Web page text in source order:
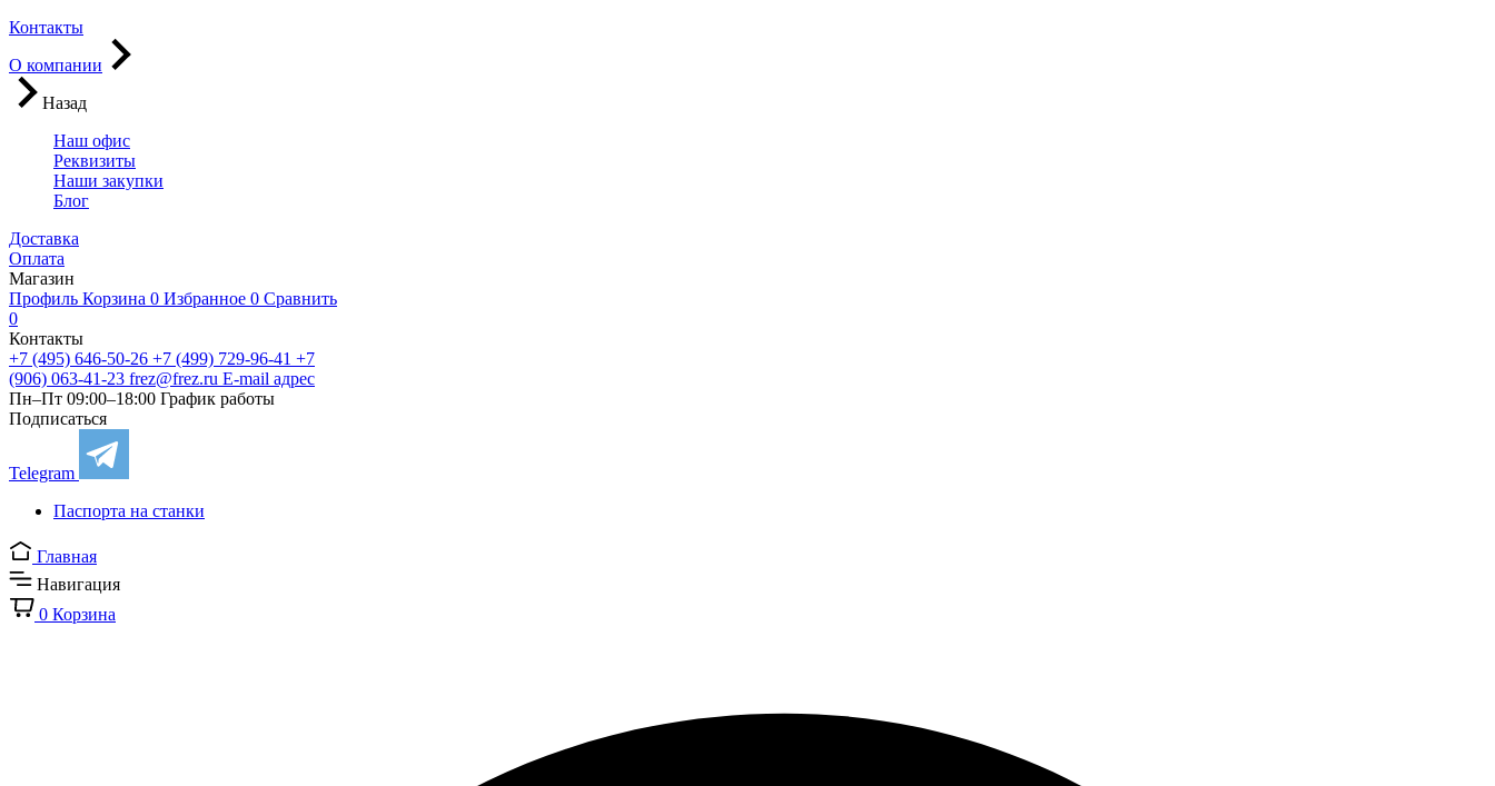
Контакты
О компании
Назад
Наш офис
Реквизиты
Наши закупки
Блог
Доставка
Оплата
Магазин
Профиль Корзина 0 Избранное 0 Сравнить
0
Контакты
+7 (495) 646-50-26 +7 (499) 729-96-41 +7
(906) 063-41-23 frez@frez.ru E-mail адрес
Пн–Пт 09:00–18:00 График работы
Подписаться
Telegram
Паспорта на станки
Главная
Навигация
0 Корзина